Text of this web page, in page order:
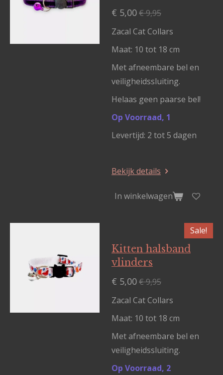
€ 5,00€ 9,95
Zacal Cat Collars
Maat: 10 tot 18 cm
Met afneembare bel en
veiligheidssluiting.
Helaas geen paarse bel!
Op Voorraad, 1
Levertijd: 2 tot 5 dagen
Bekijk details
In winkelwagen
Sale!
Kitten halsband
vlinders
€ 5,00€ 9,95
Zacal Cat Collars
Maat: 10 tot 18 cm
Met afneembare bel en
veiligheidssluiting.
Op Voorraad, 2